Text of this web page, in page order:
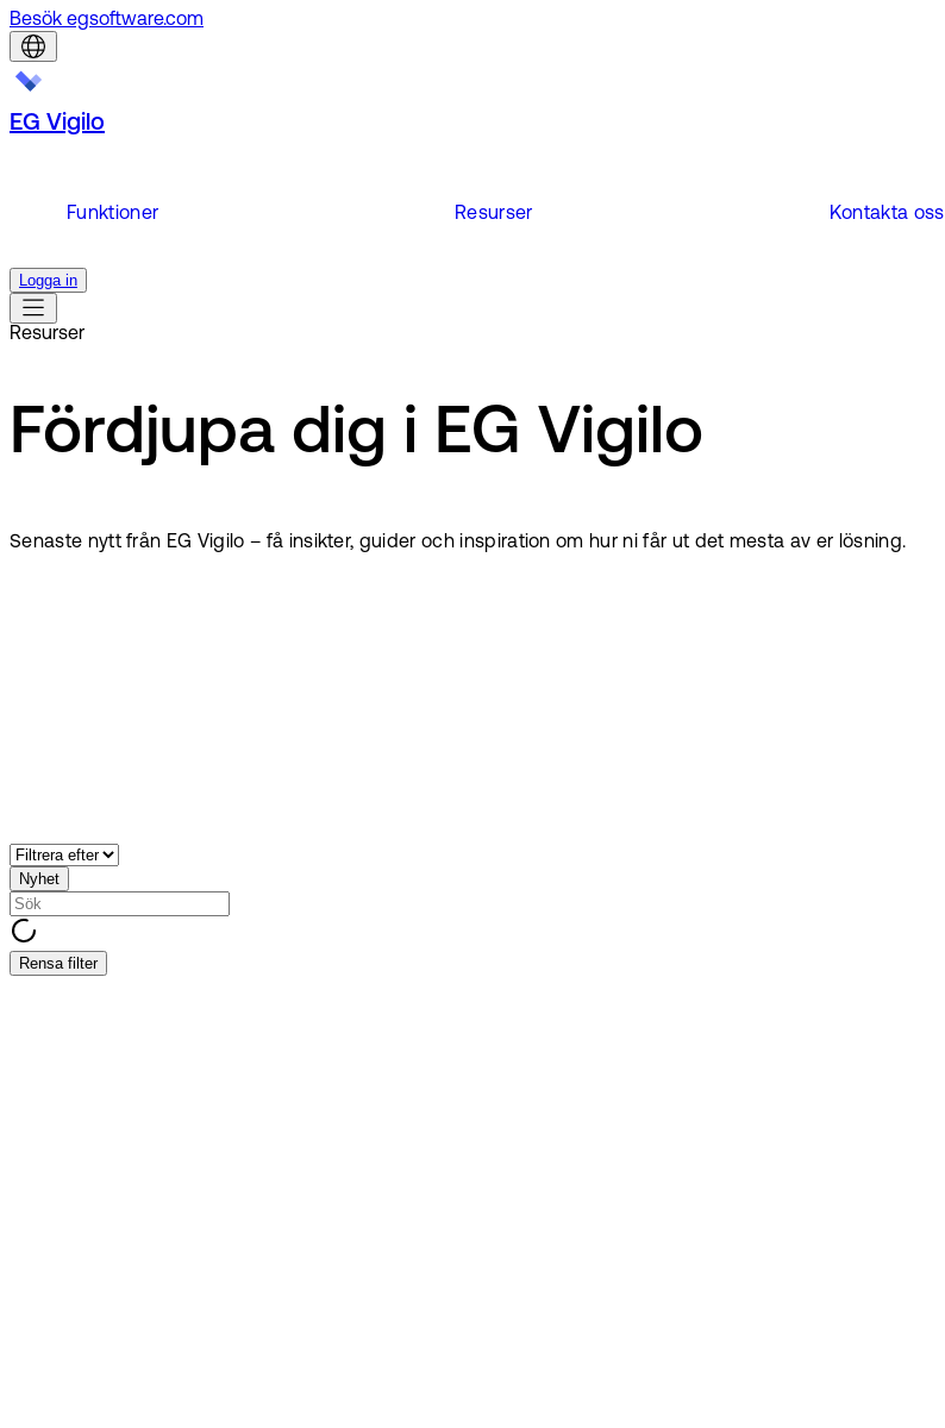
Besök egsoftware.com
EG Vigilo
Funktioner Resurser Kontakta oss
Logga in
Resurser
Fördjupa dig i EG Vigilo
Senaste nytt från EG Vigilo – få insikter, guider och inspiration om hur ni får ut det mesta av er lösning.
Nyhet
Rensa filter